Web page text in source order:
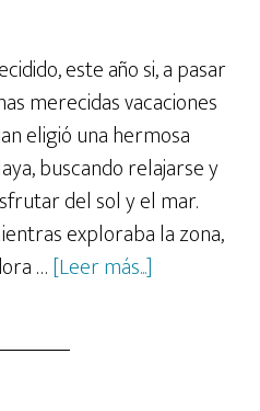
este año si, a pasar
merecidas vacaciones
eligió una hermosa
buscando relajarse y
del sol y el mar.
exploraba la zona,
…[Leer más...]